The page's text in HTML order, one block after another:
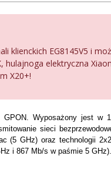
klienckich EG8145V5 i
hulajnoga elektryczna
X20+!
Wyposażony jest
sieci
(5 GHz) oraz technologii
i 867 Mb/s w paśmie 5 GHz).